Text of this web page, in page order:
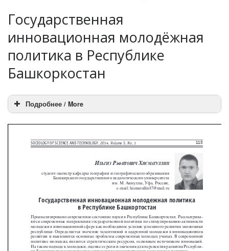
Государственная
инновационная молодёжная
политика в Республике
Башкоркостан
Подробнее / More